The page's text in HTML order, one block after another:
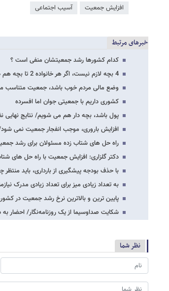
افزایش جمعیت آسیب اجتماعی
خبرهای مرتبط
کدام کشورها رشد جمعیتشان منفی است ؟
4 بچه لازم نیست، اگر هر خانواده 2 تا بچه هم داشته باشد، منقرض نمی شویم
وضع مالی مردم خوب باشد، جمعیت متناسب می
کشوری داریم با جمعیتی جوان اما افسرده
پول باشد، بچه دار هم می شویم/ نتایج نهایی
افزایش باروری، موجب انفجار جمعیت نمی
راه حل های شتاب زده مسئولان برای رشد
دکتر گلزاری: افزایش جمعیت با راه حل های
با حذف بودجه پیشگیری از بارداری، باید منتظر
به تعداد زیادی میز برای تعداد زیادی مدرک
پایین ترین و بالاترین نرخ رشد جمعیت در
شکایت صداوسیما از یک روزنامه‌نگار/ احضار به
نظر شما